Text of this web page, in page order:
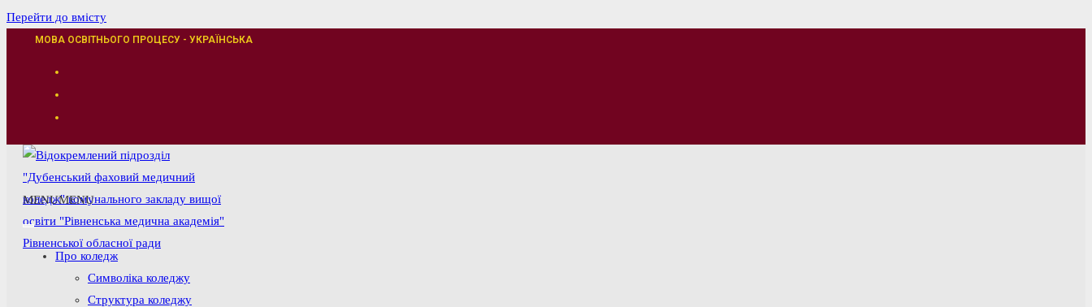
Перейти до вмісту
МОВА ОСВІТНЬОГО ПРОЦЕСУ - УКРАЇНСЬКА
MENUMENU
Про коледж
Символіка коледжу
Структура коледжу